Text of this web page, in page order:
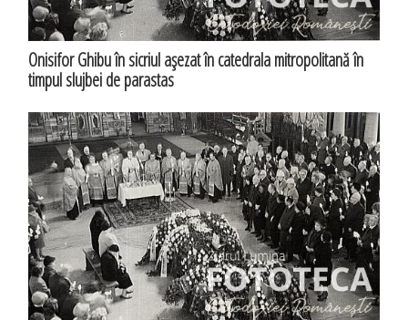
Onisifor Ghibu în sicriul aşezat în catedrala mitropolitană în
timpul slujbei de parastas